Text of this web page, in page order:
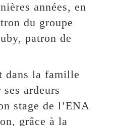
années, en
du groupe
patron de
dans la famille
ardeurs
stage de l’ENA
grâce à la